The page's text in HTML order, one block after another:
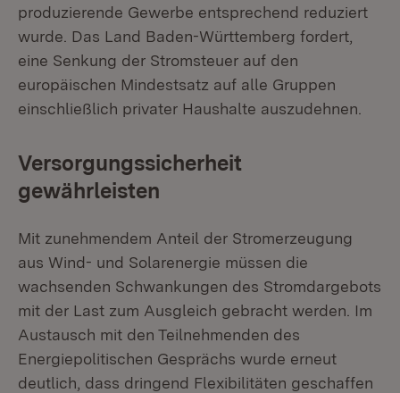
produzierende Gewerbe entsprechend reduziert
wurde. Das Land Baden-Württemberg fordert,
eine Senkung der Stromsteuer auf den
europäischen Mindestsatz auf alle Gruppen
einschließlich privater Haushalte auszudehnen.
Versorgungssicherheit
gewährleisten
Mit zunehmendem Anteil der Stromerzeugung
aus Wind- und Solarenergie müssen die
wachsenden Schwankungen des Stromdargebots
mit der Last zum Ausgleich gebracht werden. Im
Austausch mit den Teilnehmenden des
Energiepolitischen Gesprächs wurde erneut
deutlich, dass dringend Flexibilitäten geschaffen